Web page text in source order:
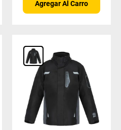
Agregar Al Carro